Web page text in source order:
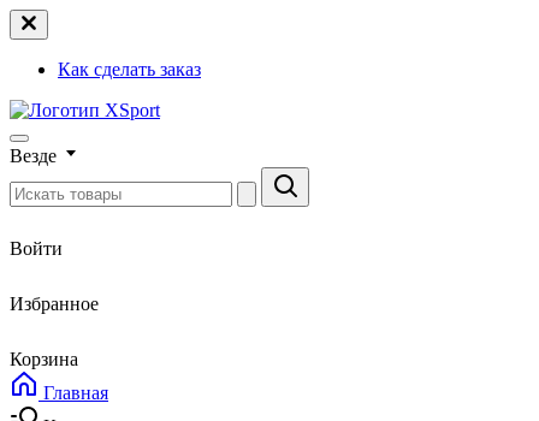
Как сделать заказ
Везде
Войти
Избранное
Корзина
Главная